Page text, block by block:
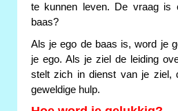
te kunnen leven. De vraag is
baas?
Als je ego de baas is, word je
je ego. Als je ziel de leiding
stelt zich in dienst van je ziel,
geweldige hulp.